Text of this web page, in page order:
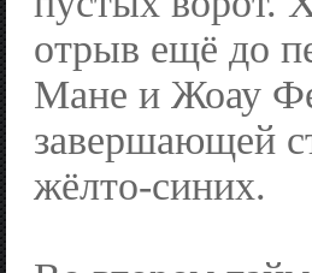
отрыв ещё до
Мане и Жоау
завершающей
жёлто-синих.